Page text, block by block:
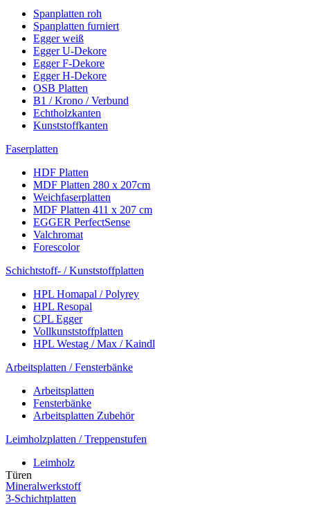
Spanplatten roh
Spanplatten furniert
Egger weiß
Egger U-Dekore
Egger F-Dekore
Egger H-Dekore
OSB Platten
B1 / Krono / Verbund
Echtholzkanten
Kunststoffkanten
Faserplatten
HDF Platten
MDF Platten 280 x 207cm
Weichfaserplatten
MDF Platten 411 x 207 cm
EGGER PerfectSense
Valchromat
Forescolor
Schichtstoff- / Kunststoffplatten
HPL Homapal / Polyrey
HPL Resopal
CPL Egger
Vollkunststoffplatten
HPL Westag / Max / Kaindl
Arbeitsplatten / Fensterbänke
Arbeitsplatten
Fensterbänke
Arbeitsplatten Zubehör
Leimholzplatten / Treppenstufen
Leimholz
Mineralwerkstoff
3-Schichtplatten
Türen